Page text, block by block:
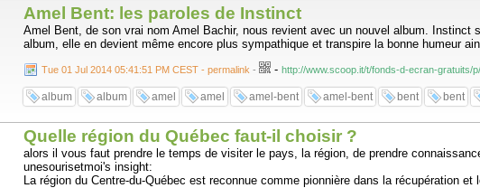
Amel Bent: les paroles de Instinct
Amel Bent, de son vrai nom Amel Bachir, nous revient avec un nouvel album.
album, elle en devient même encore plus sympathique et transpire la bonne humeur
Tue 01 Jul 2014 05:41:51 PM CEST - permalink - - http://www.scoop.it/t/fonds-d-ecran-gratuits/
album album amel amel amel-bent amel-bent bent bent
Quelle région du Québec faut-il choisir ?
alors il vous faut prendre le temps de visiter le pays, la région, de prendre
unesourisetmoi's insight:
La région du Centre-du-Québec est reconnue comme pionnière dans la récupération